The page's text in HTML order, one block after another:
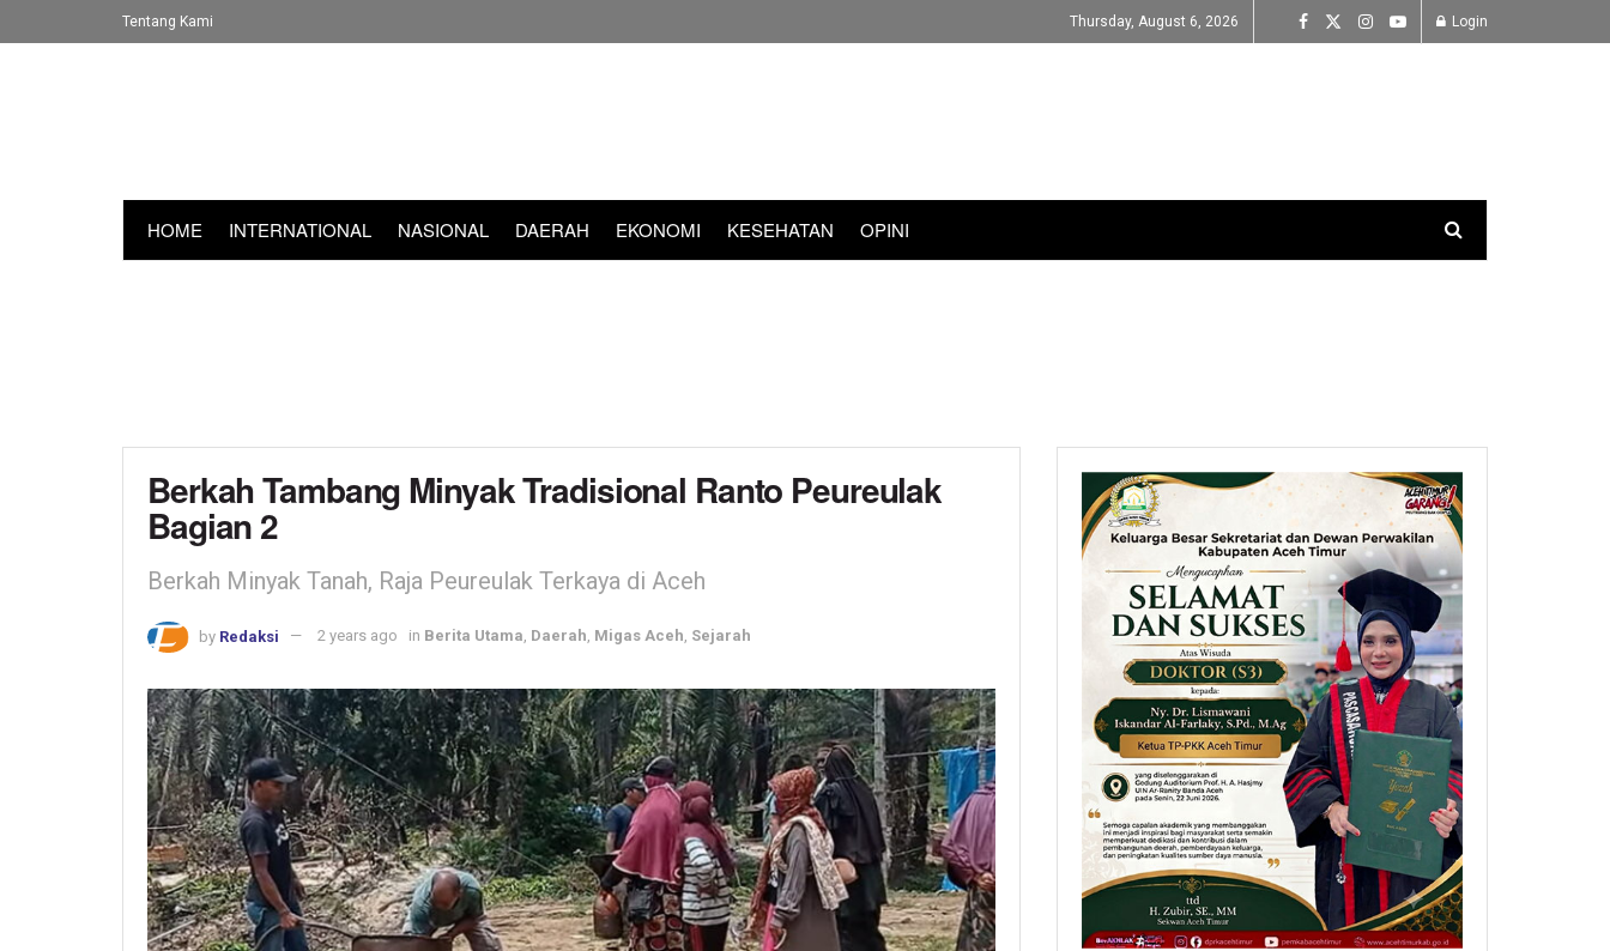
Tentang Kami Thursday, August 6, 2026 Login
HOME INTERNATIONAL NASIONAL DAERAH EKONOMI KESEHATAN OPINI
Berkah Tambang Minyak Tradisional Ranto Peureulak
Bagian 2
Berkah Minyak Tanah, Raja Peureulak Terkaya di Aceh
by Redaksi 2 years ago in Berita Utama, Daerah, Migas Aceh, Sejarah